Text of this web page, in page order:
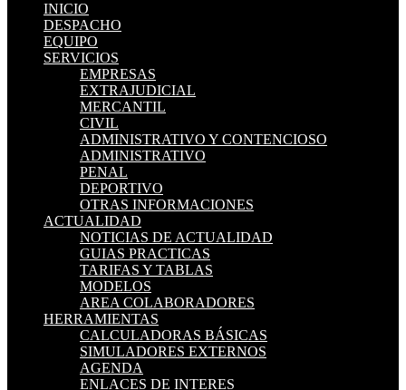
INICIO
DESPACHO
EQUIPO
SERVICIOS
EMPRESAS
EXTRAJUDICIAL
MERCANTIL
CIVIL
ADMINISTRATIVO Y CONTENCIOSO
ADMINISTRATIVO
PENAL
DEPORTIVO
OTRAS INFORMACIONES
ACTUALIDAD
NOTICIAS DE ACTUALIDAD
GUIAS PRACTICAS
TARIFAS Y TABLAS
MODELOS
AREA COLABORADORES
HERRAMIENTAS
CALCULADORAS BÁSICAS
SIMULADORES EXTERNOS
AGENDA
ENLACES DE INTERES